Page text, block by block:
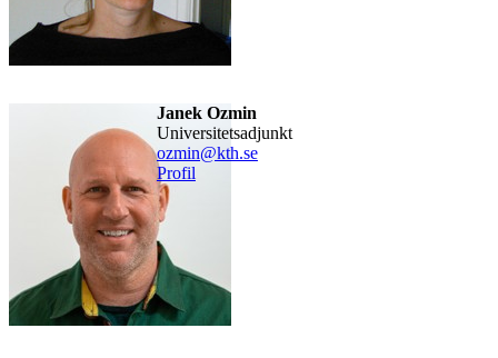
Janek Ozmin
universitetsadjunkt
ozmin@kth.se
Profil